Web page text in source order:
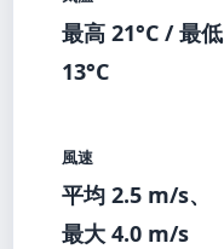
最高 21°C / 最低
13°C
風速
平均 2.5 m/s、
最大 4.0 m/s